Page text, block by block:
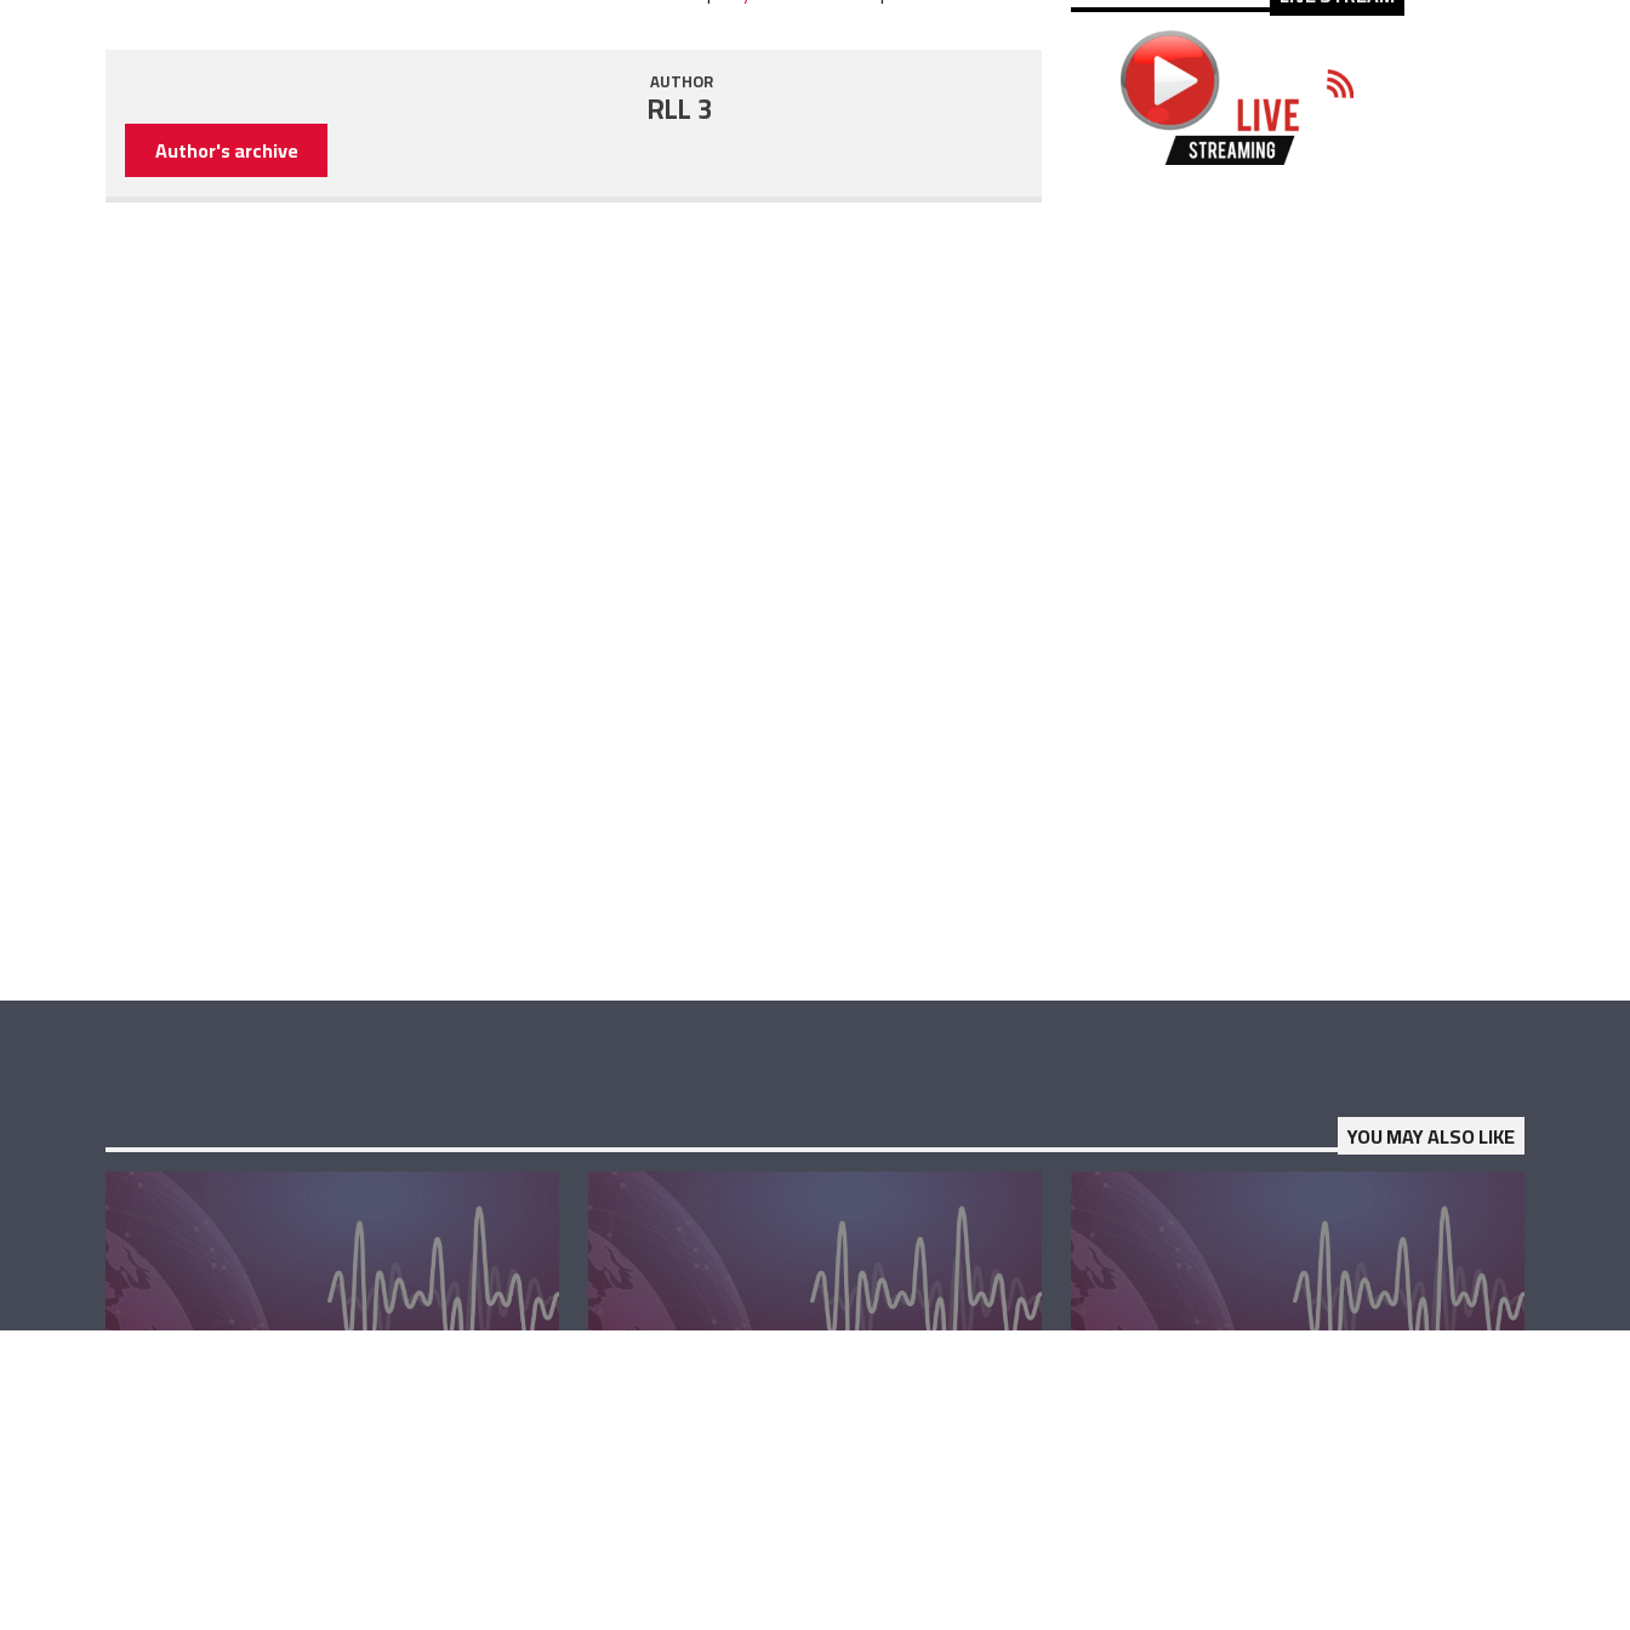
AUTHOR
RLL 3
Author's archive
YOU MAY ALSO LIKE